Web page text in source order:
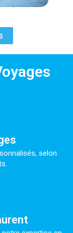
selon